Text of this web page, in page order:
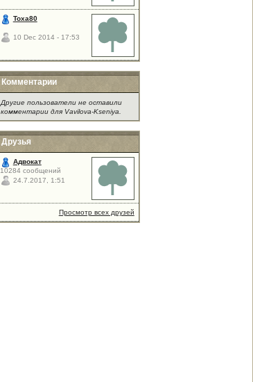
Toxa80
10 Dec 2014 - 17:53
Комментарии
Другие пользователи не оставили
комментарии для Vavilova-Kseniya.
Друзья
Адвокат
10284 сообщений
24.7.2017, 1:51
Просмотр всех друзей